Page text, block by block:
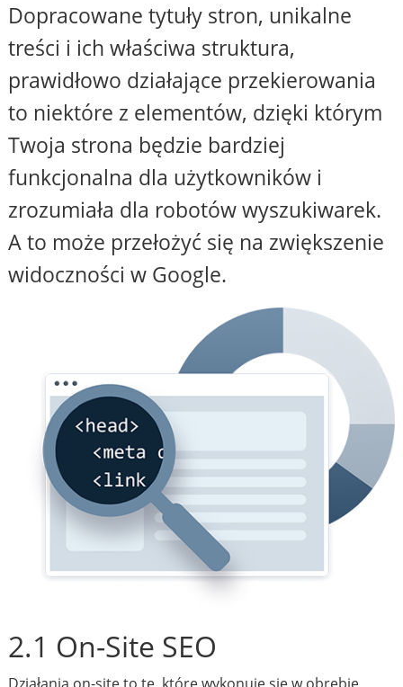
Dopracowane tytuły stron, unikalne
treści i ich właściwa struktura,
prawidłowo działające przekierowania
to niektóre z elementów, dzięki którym
Twoja strona będzie bardziej
funkcjonalna dla użytkowników i
zrozumiała dla robotów wyszukiwarek.
A to może przełożyć się na zwiększenie
widoczności w Google.
2.1 On-Site SEO
Działania on-site to te, które wykonuje się w obrębie